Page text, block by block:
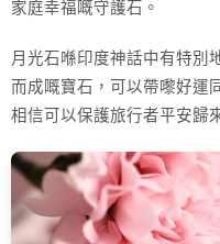
家庭幸福嘅守護石。
月光石喺印度神話中有特別
而成嘅寶石，可以帶嚟好運
相信可以保護旅行者平安歸